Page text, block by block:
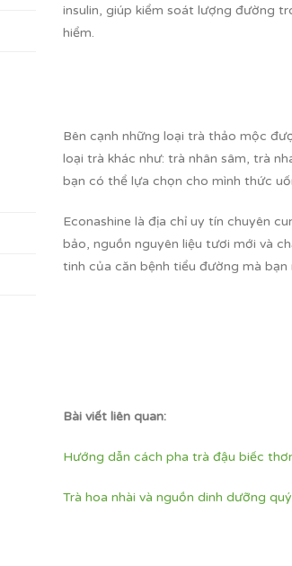
insulin, giúp kiểm soát lượng đường
hiểm.
Bên cạnh những loại trà thảo mộc
loại trà khác như: trà nhân sâm, trà
bạn có thể lựa chọn cho mình thức
Econashine là địa chỉ uy tín chuyên
bảo, nguồn nguyên liệu tươi mới và
tinh của căn bệnh tiểu đường mà bạn
Bài viết liên quan:
Hướng dẫn cách pha trà đậu biếc
Trà hoa nhài và nguồn dinh dưỡng